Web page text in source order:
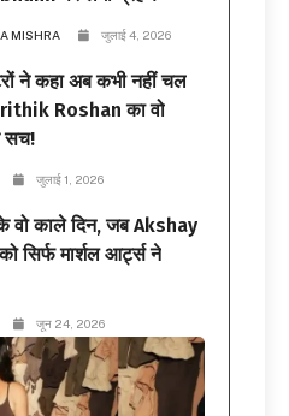
MISHRA जुलाई 4, 2026
ने कहा अब कभी नहीं चल
Roshan का वो
सच!
जुलाई 1, 2026
वो काले दिन, जब Akshay
सिर्फ मार्शल आर्ट्स ने
जून 24, 2026